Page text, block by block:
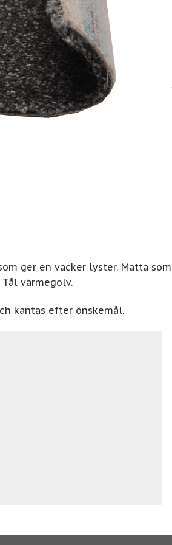
ger en vacker lyster. Matta
värmegolv.
kantas efter önskemål.